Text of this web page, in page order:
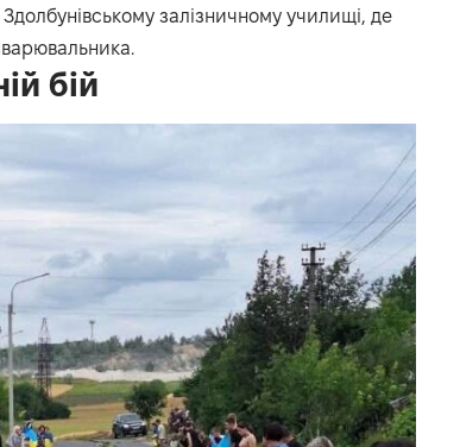
залізничному училищі, де
бій